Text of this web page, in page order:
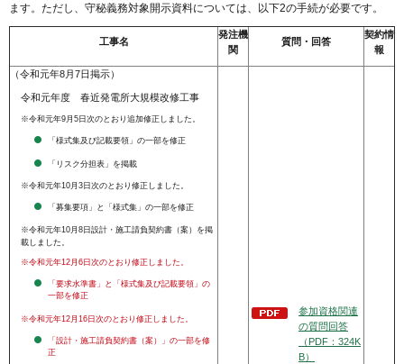
ます。ただし、守秘義務対象開示資料については、以下2の手続が必要です。
工事名
発注機
関
質問・回答
契約情
報
（令和元年8月7日掲示）
令和元年度 春近発電所大規模改修工事
※令和元年9月5日次のとおり追加修正しました。
「様式集及び記載要領」の一部を修正
「リスク分担表」を掲載
※令和元年10月3日次のとおり修正しました。
「募集要項」と「様式集」の一部を修正
※令和元年10月8日設計・施工請負契約書（案）を掲
載しました。
※令和元年12月6日次のとおり修正しました。
「要求水準書」と「様式集及び記載要領」の
一部を修正
※令和元年12月16日次のとおり修正しました。
「設計・施工請負契約書（案）」の一部を修
正
参加資格関連
の質問回答
（PDF：324K
B）